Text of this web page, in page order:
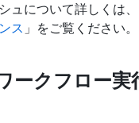
ュについて詳しくは
ス 」をご覧ください。
ークフロー実